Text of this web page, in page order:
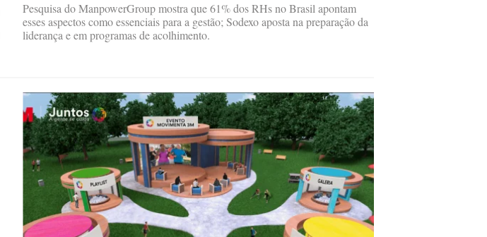
Pesquisa do ManpowerGroup mostra que 61% dos RHs no Brasil apontam
esses aspectos como essenciais para a gestão; Sodexo aposta na preparação da
liderança e em programas de acolhimento.